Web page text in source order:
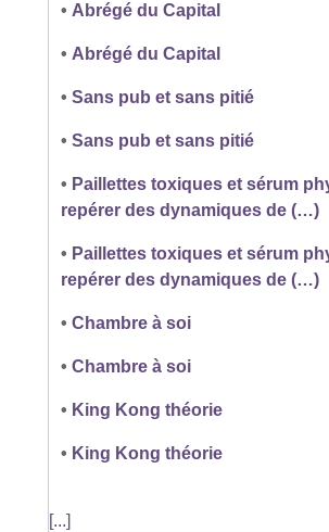
•Abrégé du Capital
•Abrégé du Capital
•Sans pub et sans pitié
•Sans pub et sans pitié
• Paillettes toxiques et sérum
repérer des dynamiques de (…)
• Paillettes toxiques et sérum
repérer des dynamiques de (…)
•Chambre à soi
•Chambre à soi
• King Kong théorie
• King Kong théorie
[...]